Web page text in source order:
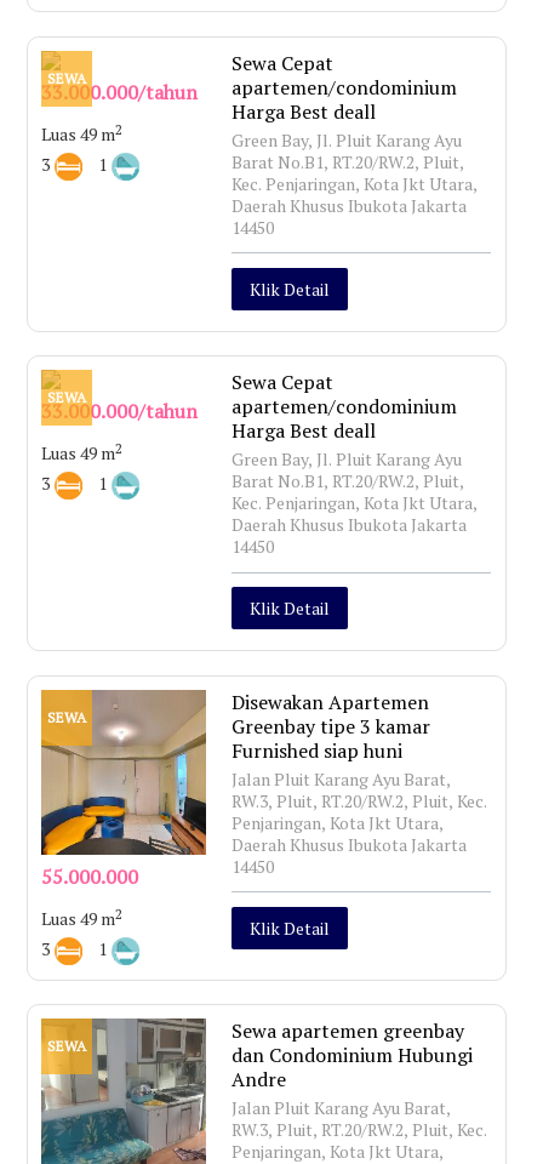
SEWA
33.000.000/tahun
Luas 49 m2
3 1
Sewa Cepat
apartemen/condominium
Harga Best deall
Green Bay, Jl. Pluit Karang Ayu
Barat No.B1, RT.20/RW.2, Pluit,
Kec. Penjaringan, Kota Jkt Utara,
Daerah Khusus Ibukota Jakarta
14450
Klik Detail
SEWA
33.000.000/tahun
Luas 49 m2
3 1
Sewa Cepat
apartemen/condominium
Harga Best deall
Green Bay, Jl. Pluit Karang Ayu
Barat No.B1, RT.20/RW.2, Pluit,
Kec. Penjaringan, Kota Jkt Utara,
Daerah Khusus Ibukota Jakarta
14450
Klik Detail
SEWA
55.000.000
Luas 49 m2
3 1
Disewakan Apartemen
Greenbay tipe 3 kamar
Furnished siap huni
Jalan Pluit Karang Ayu Barat,
RW.3, Pluit, RT.20/RW.2, Pluit, Kec.
Penjaringan, Kota Jkt Utara,
Daerah Khusus Ibukota Jakarta
14450
Klik Detail
SEWA
Sewa apartemen greenbay
dan Condominium Hubungi
Andre
Jalan Pluit Karang Ayu Barat,
RW.3, Pluit, RT.20/RW.2, Pluit, Kec.
Penjaringan, Kota Jkt Utara,